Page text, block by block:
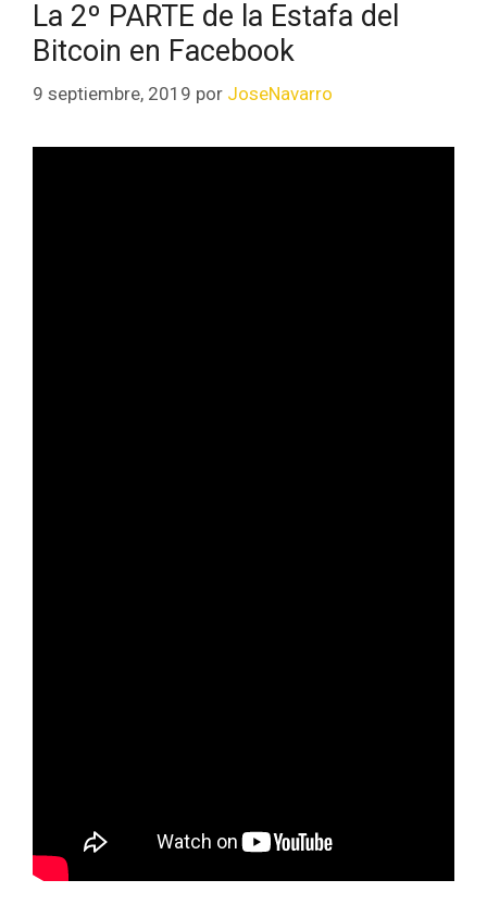
La 2º PARTE de la Estafa del
Bitcoin en Facebook
9 septiembre, 2019 por JoseNavarro